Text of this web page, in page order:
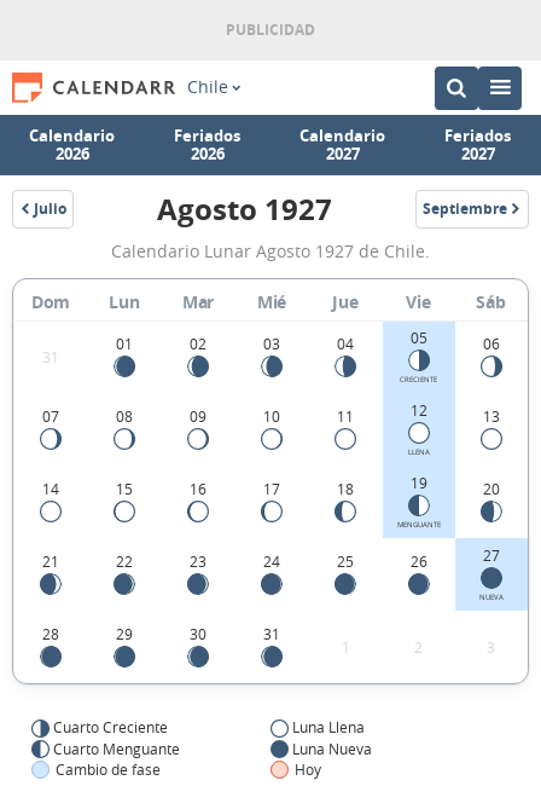
Chile
Calendario
2026
Feriados
2026
Calendario
2027
Feriados
2027
Julio
1927
Calendario
Lunar
Agosto
1927
de
Chile.
Agosto 1927 Septiembre
1927
Calendario Lunar Agosto 1927 de Chile.
Dom Lun Mar Mié Jue Vie Sáb
31
01 02 03 04 05
CRECIENTE
06
07 08 09 10 11 12
LLENA
13
14 15 16 17 18 19
MENGUANTE
20
21 22 23 24 25 26 27
NUEVA
28 29 30 31
1 2 3
Cuarto Creciente
Luna Llena
Cuarto Menguante
Luna Nueva
Cambio de fase
Hoy